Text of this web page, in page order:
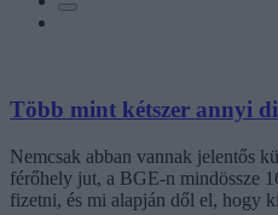
Több mint kétszer annyi
Nemcsak abban vannak jelentős
férőhely jut, a BGE-n mindössze
fizetni, és mi alapján dől el, hogy